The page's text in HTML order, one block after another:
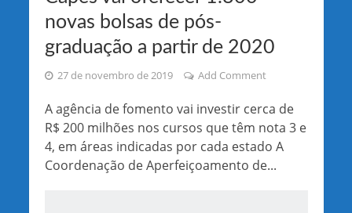
novas bolsas de pós-
graduação a partir de 2020
27 de novembro de 2019 Add Comment
A agência de fomento vai investir cerca de
R$ 200 milhões nos cursos que têm nota 3 e
4, em áreas indicadas por cada estado A
Coordenação de Aperfeiçoamento de...